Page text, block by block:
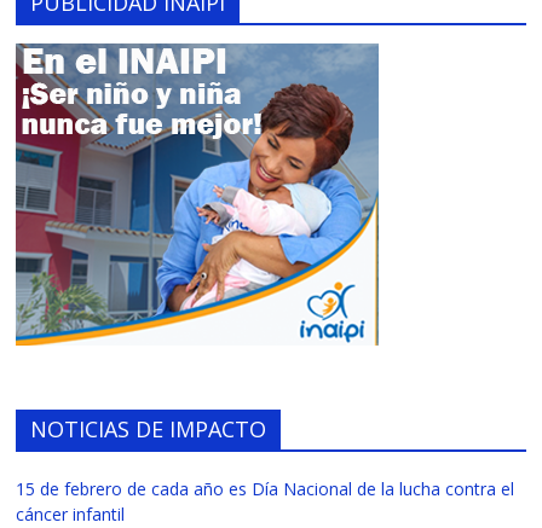
NOTICIAS DE IMPACTO
15 de febrero de cada año es Día Nacional de la lucha contra el
cáncer infantil